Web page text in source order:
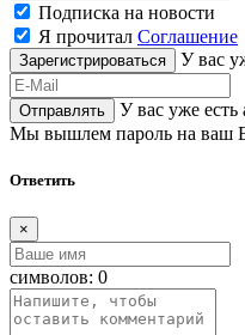
Подписка на новости
Я прочитал Соглашение
Зарегистрироваться У вас
Отправлять У вас уже есть
Мы вышлем пароль на ваш
Ответить
×
символов: 0